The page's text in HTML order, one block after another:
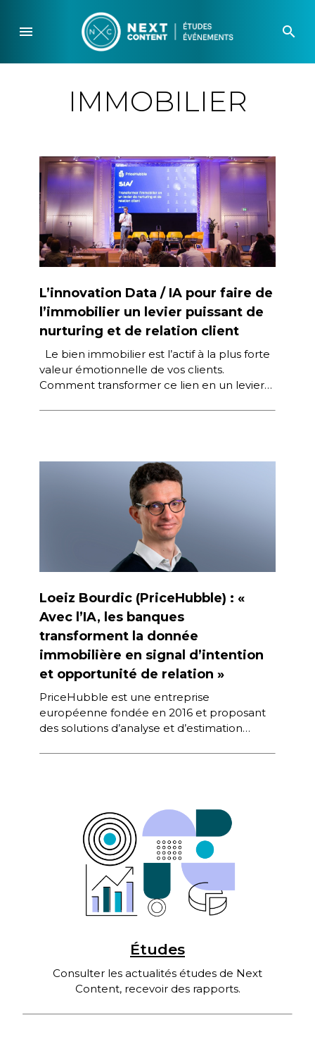
content
menu search
IMMOBILIER
L’innovation Data / IA pour faire de
l’immobilier un levier puissant de
nurturing et de relation client
Le bien immobilier est l’actif à la plus forte
valeur émotionnelle de vos clients.
Comment transformer ce lien en un levier
Loeiz Bourdic (PriceHubble) : «
Avec l’IA, les banques
transforment la donnée
immobilière en signal d’intention
et opportunité de relation »
PriceHubble est une entreprise
européenne fondée en 2016 et proposant
des solutions d’analyse et d’estimation
Études
Consulter les actualités études de Next
Content, recevoir des rapports.